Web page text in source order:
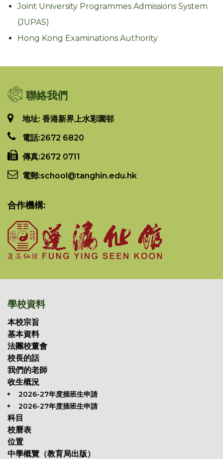
Joint University Programmes Admissions System
(JUPAS)
Hong Kong Examinations Authority
聯絡我們
地址: 香港新界上水彩園邨
電話:2672 6820
傳真:2672 0711
電郵:school@tanghin.edu.hk
合作機構:
學校資料
本校宗旨
基本資料
法團校董會
校長的話
我們的老師
收生概況
2026-27年度插班生申請
2026-27年度插班生申請
科目
校曆表
位置
中學概覽（教育局出版）